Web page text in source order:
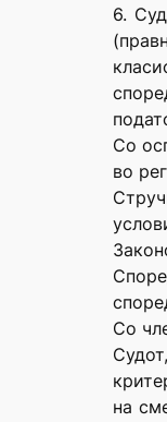
6.
Со
во
Со
на